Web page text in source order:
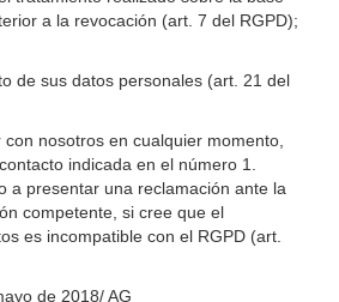
a la revocación (art. 7 del RGPD);
de sus datos personales (art. 21 del
nosotros en cualquier momento,
indicada en el número 1.
a presentar una reclamación ante la
competente, si cree que el
es incompatible con el RGPD (art.
de 2018/ AG